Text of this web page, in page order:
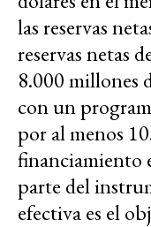
las reservas
reservas netas
8.000 millones
con un
por al menos
financiamiento
parte del
efectiva es el